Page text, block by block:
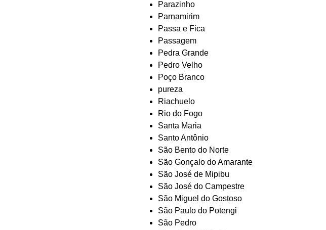
Parazinho
Parnamirim
Passa e Fica
Passagem
Pedra Grande
Pedro Velho
Poço Branco
pureza
Riachuelo
Rio do Fogo
Santa Maria
Santo Antônio
São Bento do Norte
São Gonçalo do Amarante
São José de Mipibu
São José do Campestre
São Miguel do Gostoso
São Paulo do Potengi
São Pedro